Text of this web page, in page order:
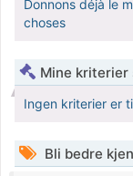
Donnons déjà le
choses
Mine kriterier
Ingen kriterier er
Bli bedre